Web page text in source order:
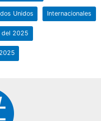
Unidos Internacionales
del 2025